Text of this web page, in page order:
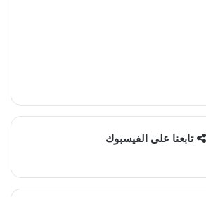
تابعنا على الفيسبوك